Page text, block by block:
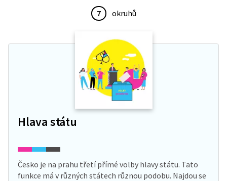
7 okruhů
Hlava státu
Česko je na prahu třetí přímé volby hlavy státu. Tato
funkce má v různých státech různou podobu. Najdou se